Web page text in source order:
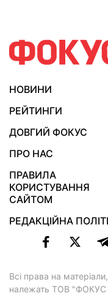
НОВИНИ
РЕЙТИНГИ
ДОВГИЙ ФОКУС
ПРО НАС
ПРАВИЛА
КОРИСТУВАННЯ
САЙТОМ
РЕДАКЦІЙНА
Всі права на
належать ТОВ "ФОКУС